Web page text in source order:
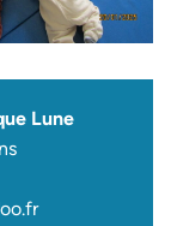
Lune